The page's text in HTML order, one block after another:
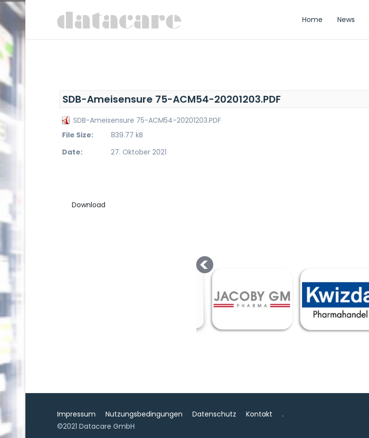
Home News
SDB-Ameisensure 75-ACM54-20201203.PDF
SDB-Ameisensure 75-ACM54-20201203.PDF
File Size:
839.77 kB
Date:
27. Oktober 2021
Impressum Nutzungsbedingungen Datenschutz Kontakt
.
©2021 Datacare GmbH